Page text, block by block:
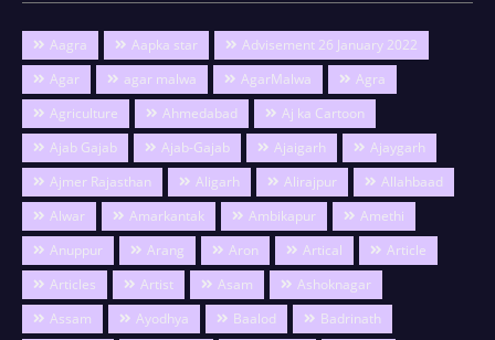
Aagra Aapka star
Advisement 26 January 2022
Agar
agar malwa AgarMalwa
Agra
Agriculture
Ahmedabad
Aj ka Cartoon
Ajab Gajab
Ajab-Gajab Ajaigarh
Ajaygarh
Ajmer Rajasthan
Aligarh Alirajpur
Allahbaad
Alwar
Amarkantak Ambikapur
Amethi
Anuppur
Arang Aron Artical
Article
Articles
Artist Asam
Ashoknagar
Assam
Ayodhya Baalod Badrinath